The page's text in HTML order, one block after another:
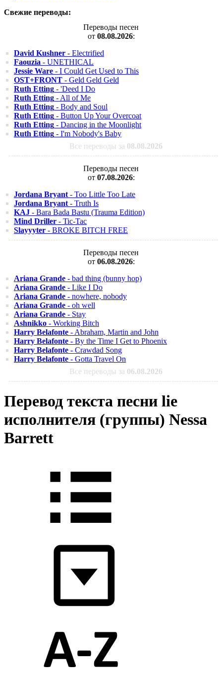
Свежие переводы:
Переводы песен
от 08.08.2026:
David Kushner - Electrified
Faouzia - UNETHICAL
Jessie Ware - I Could Get Used to This
OST+FRONT - Geld Geld Geld
Ruth Etting - 'Deed I Do
Ruth Etting - All of Me
Ruth Etting - Body and Soul
Ruth Etting - Button Up Your Overcoat
Ruth Etting - Dancing in the Moonlight
Ruth Etting - I'm Nobody's Baby
Все переводы за 08.08.2026
Переводы песен
от 07.08.2026:
Jordana Bryant - Too Little Too Late
Jordana Bryant - Truth Is
KAJ - Bara Bada Bastu (Trauma Edition)
Mind Driller - Tic-Tac
Slayyyter - BROKE BITCH FREE
Переводы песен
от 06.08.2026:
Ariana Grande - bad thing (bunny hop)
Ariana Grande - Like I Do
Ariana Grande - nowhere, nobody
Ariana Grande - oh well
Ariana Grande - Stay
Ashnikko - Working Bitch
Harry Belafonte - Abraham, Martin and John
Harry Belafonte - By the Time I Get to Phoenix
Harry Belafonte - Crawdad Song
Harry Belafonte - Gotta Travel On
Все переводы за 06.08.2026
Перевод текста песни lie
исполнителя (группы) Nessa
Barrett